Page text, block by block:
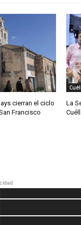
cierran el ciclo
Francisco
La